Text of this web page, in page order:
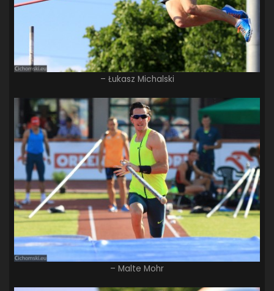
– Łukasz Michalski
– Malte Mohr